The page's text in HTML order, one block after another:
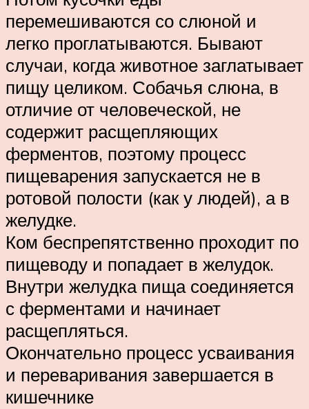
перемешиваются со слюной и
легко проглатываются. Бывают
случаи, когда животное заглатывает
пищу целиком. Собачья слюна, в
отличие от человеческой, не
содержит расщепляющих
ферментов, поэтому процесс
пищеварения запускается не в
ротовой полости (как у людей), а в
желудке.
Ком беспрепятственно проходит по
пищеводу и попадает в желудок.
Внутри желудка пища соединяется
с ферментами и начинает
расщепляться.
Окончательно процесс усваивания
и переваривания завершается в
кишечнике